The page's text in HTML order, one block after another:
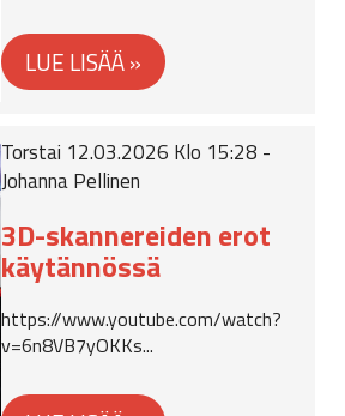
Torstai 12.03.2026 Klo 15:28 -
Johanna Pellinen
3D-skannereiden erot
käytännössä
https://www.youtube.com/watch?
v=6n8VB7yOKKs...